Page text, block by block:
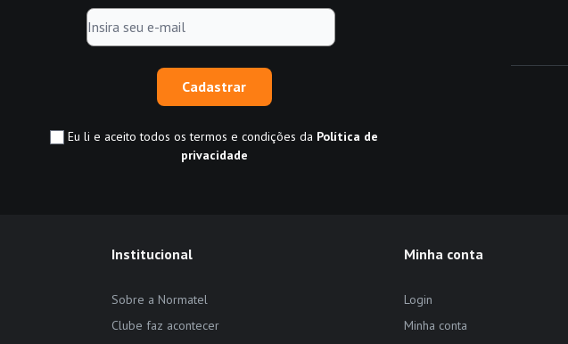
Cadastrar
Eu li e aceito todos os termos e condições da Política de
privacidade
Institucional
Sobre a Normatel
Clube faz acontecer
Minha conta
Login
Minha conta